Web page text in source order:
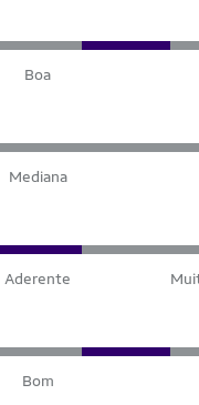
Boa
Mediana
Aderente
Bom